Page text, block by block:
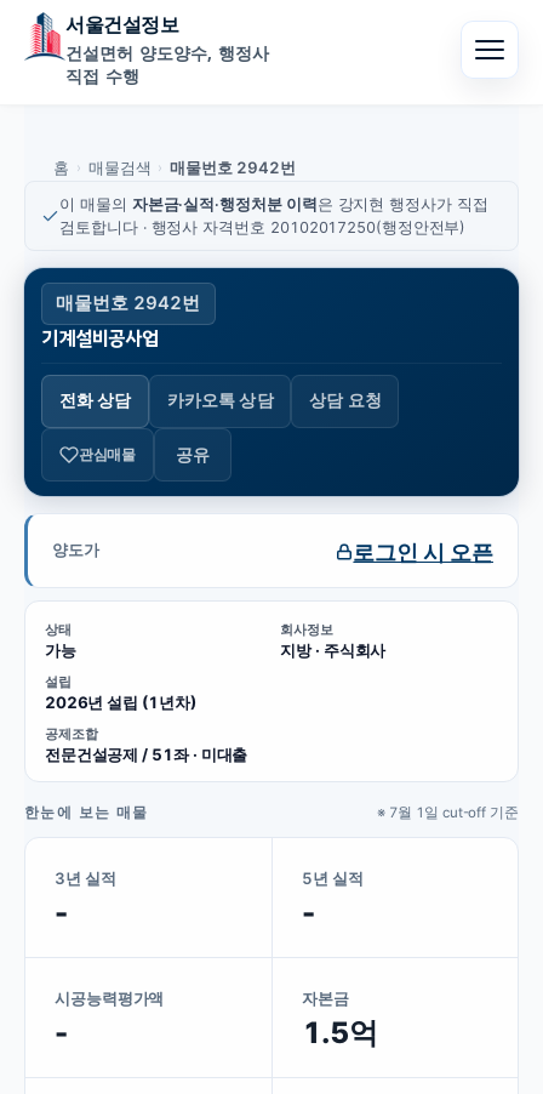
서울건설정보
건설면허 양도양수, 행정사
직접 수행
홈 › 매물검색 › 매물번호 2942번
이 매물의 자본금·실적·행정처분 이력 은 강지현 행정사가 직접
검토합니다 · 행정사 자격번호 20102017250(행정안전부)
매물번호 2942번
기계설비공사업
전화 상담 카카오톡 상담 상담 요청
관심매물 공유
양도가 로그인 시 오픈
상태
가능
회사정보
지방 · 주식회사
설립
2026년 설립 (1년차)
공제조합
전문건설공제 / 51좌 · 미대출
한눈에 보는 매물 ※ 7월 1일 cut-off 기준
3년 실적
-
5년 실적
-
시공능력평가액
-
자본금
1.5억